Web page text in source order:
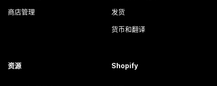
商店管理 发货
货币和翻译
资源 Shopify